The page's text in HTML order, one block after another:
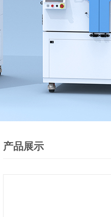
产品展示